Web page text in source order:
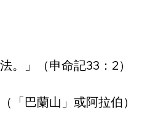
。」（申命記33：2）
「巴蘭山」或阿拉伯）